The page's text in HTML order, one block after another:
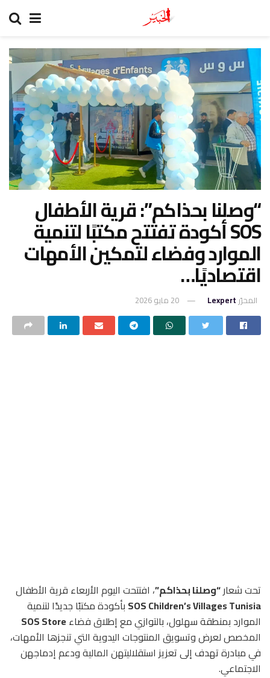
“وصلنا بحذاكم”: قرية الأطفال
SOS أكودة تفتتح مكتبًا لتنمية
الموارد وفضاء لتمكين الأمهات
اقتصاديًا…
المحرّر Lexpert 20 مايو 2026
تحت شعار“وصلنا بحذاكم”، افتتحت اليوم الأربعاء قرية الأطفال
SOS Children’s Villages Tunisia بأكودة مكتبًا جديدًا لتنمية
الموارد بمنطقة سهلول، بالتوازي مع إطلاق فضاءSOS Store
المخصص لعرض وتسويق المنتوجات اليدوية التي تنجزها الأمهات،
في مبادرة تهدف إلى تعزيز استقلاليتهن المالية ودعم إدماجهن
الاجتماعي.